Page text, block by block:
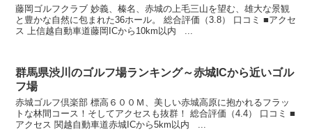
藤岡ゴルフクラブ 妙義、榛名、赤城の上毛三山を望む、雄大な景観
と豊かな自然に包まれた36ホール。 総合評価（3.8） 口コミ ■アクセ
ス 上信越自動車道藤岡ICから10km以内 ...
群馬県渋川のゴルフ場ランキング～赤城ICから近いゴル
フ場
赤城ゴルフ倶楽部 標高６００Ｍ、美しい赤城高原に抱かれるフラッ
トな林間コース！そしてアクセスも抜群！ 総合評価（4.4） 口コミ ■
アクセス 関越自動車道赤城ICから5km以内 ...